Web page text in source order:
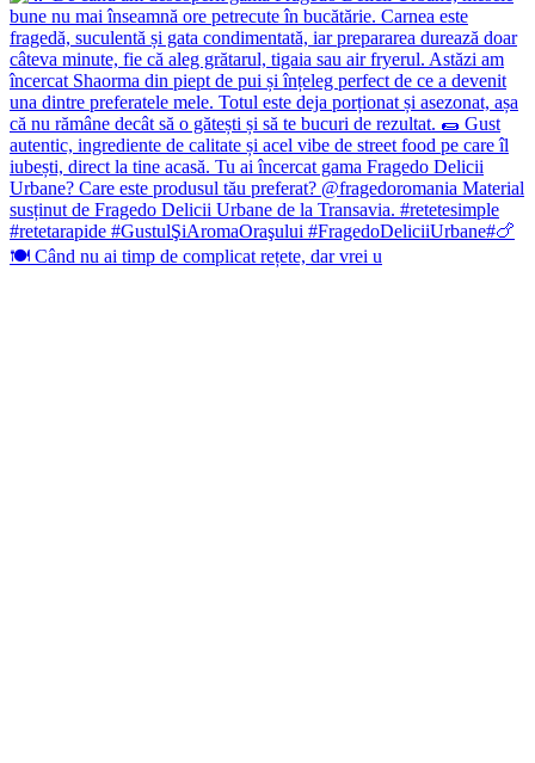
🍽️ Când nu ai timp de complicat rețete, dar vrei u